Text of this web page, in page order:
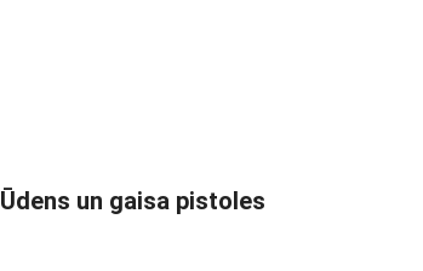
Ūdens un gaisa pistoles